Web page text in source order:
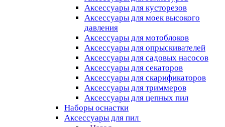
Аксессуары для кусторезов
Аксессуары для моек высокого
давления
Аксессуары для мотоблоков
Аксессуары для опрыскивателей
Аксессуары для садовых насосов
Аксессуары для секаторов
Аксессуары для скарификаторов
Аксессуары для триммеров
Аксессуары для цепных пил
Наборы оснастки
Аксессуары для пил